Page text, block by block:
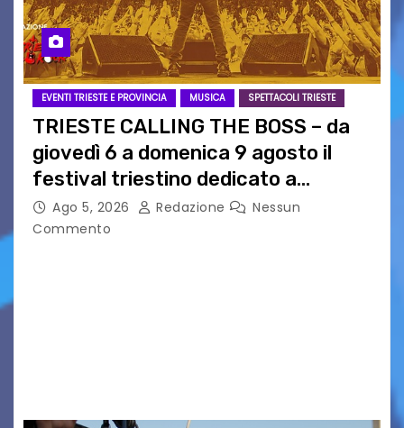
EVENTI TRIESTE E PROVINCIA MUSICA SPETTACOLI TRIESTE
TRIESTE CALLING THE BOSS – da
giovedì 6 a domenica 9 agosto il
festival triestino dedicato a
Springsteen
Ago 5, 2026 Redazione
Nessun
Commento